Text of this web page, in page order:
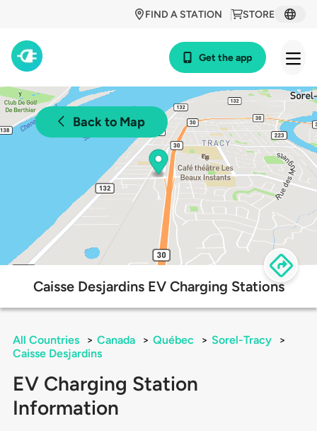
STORE
FIND A STATION
Get the app
Back to Map
Caisse Desjardins EV Charging Stations
All Countries > Canada > Québec > Sorel-Tracy
>
Caisse Desjardins
EV Charging Station
Information